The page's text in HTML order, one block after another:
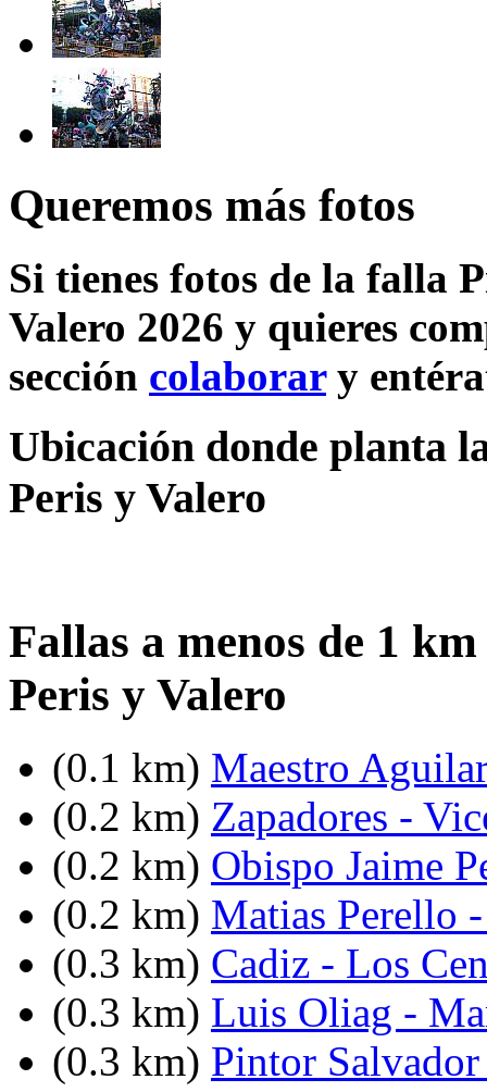
Queremos más fotos
Si tienes fotos de la falla
Valero 2026 y quieres
sección colaborary
Ubicación donde planta
Peris y Valero
Fallas a menos de 1
Peris y Valero
(0.1 km) Maestro
(0.2 km) Zapadores -
(0.2 km) Obispo Jaime
(0.2 km) Matias Perello
(0.3 km) Cadiz - Los
(0.3 km) Luis Oliag -
(0.3 km) Pintor